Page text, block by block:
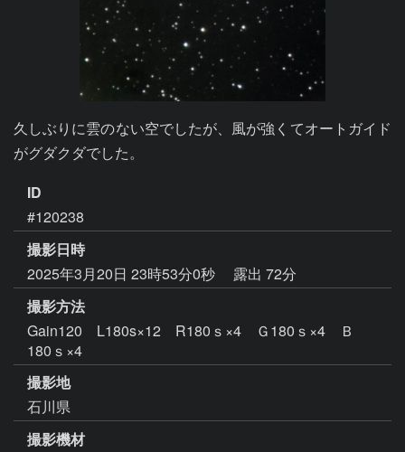
久しぶりに雲のない空でしたが、風が強くてオートガイド
がグダクダでした。
ID
#120238
撮影日時
2025年3月20日 23時53分0秒
露出 72分
撮影方法
Gain120 L180s×12 R180ｓ×4 Ｇ180ｓ×4 Ｂ
180ｓ×4
撮影地
石川県
撮影機材